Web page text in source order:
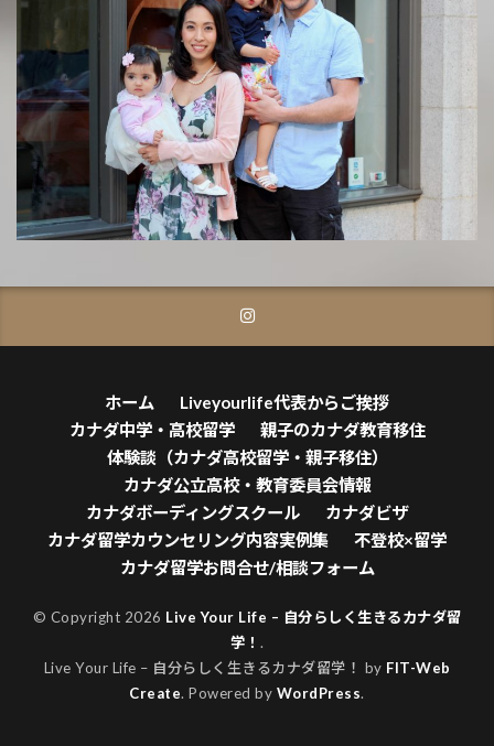
ホーム
Liveyourlife代表からご挨拶
カナダ中学・高校留学
親子のカナダ教育移住
体験談（カナダ高校留学・親子移住）
カナダ公立高校・教育委員会情報
カナダボーディングスクール
カナダビザ
カナダ留学カウンセリング内容実例集
不登校×留学
カナダ留学お問合せ/相談フォーム
© Copyright 2026 Live Your Life – 自分らしく生きるカナダ留
学！ .
Live Your Life – 自分らしく生きるカナダ留学！ by FIT-Web
Create. Powered by WordPress.